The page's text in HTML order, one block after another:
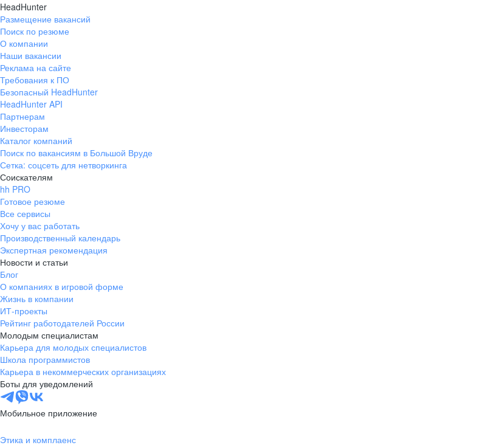
HeadHunter
Размещение вакансий
Поиск по резюме
О компании
Наши вакансии
Реклама на сайте
Требования к ПО
Безопасный HeadHunter
HeadHunter API
Партнерам
Инвесторам
Каталог компаний
Поиск по вакансиям в Большой Вруде
Сетка: соцсеть для нетворкинга
Соискателям
hh PRO
Готовое резюме
Все сервисы
Хочу у вас работать
Производственный календарь
Экспертная рекомендация
Новости и статьи
Блог
О компаниях в игровой форме
Жизнь в компании
ИТ-проекты
Рейтинг работодателей России
Молодым специалистам
Карьера для молодых специалистов
Школа программистов
Карьера в некоммерческих организациях
Боты для уведомлений
Мобильное приложение
Этика и комплаенс